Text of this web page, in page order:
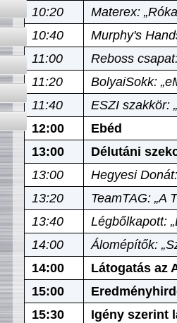
10:20
Materex:
10:40
Murphy's
11:00
Reboss
11:20
BolyaiSokk:
11:40
ESZI szakkör:
12:00
Ebéd
13:00
Délutáni
13:00
Hegyesi
13:20
TeamTAG: „A
13:40
Légbőlkapott:
14:00
Álomépítők:
14:00
Látogatás az
15:00
15:30
Igény szerint